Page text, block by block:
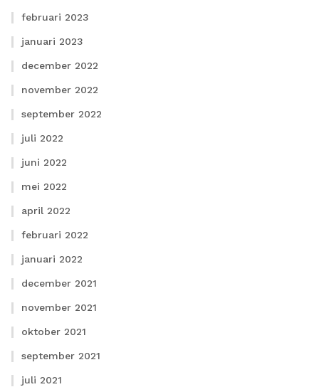
februari 2023
januari 2023
december 2022
november 2022
september 2022
juli 2022
juni 2022
mei 2022
april 2022
februari 2022
januari 2022
december 2021
november 2021
oktober 2021
september 2021
juli 2021